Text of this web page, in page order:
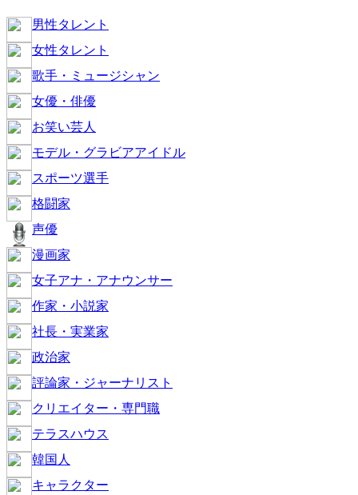
男性タレント
女性タレント
歌手・ミュージシャン
女優・俳優
お笑い芸人
モデル・グラビアアイドル
スポーツ選手
格闘家
声優
漫画家
女子アナ・アナウンサー
作家・小説家
社長・実業家
政治家
評論家・ジャーナリスト
クリエイター・専門職
テラスハウス
韓国人
キャラクター